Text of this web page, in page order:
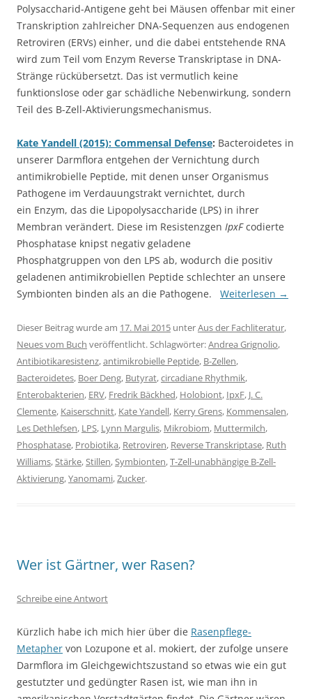
Polysaccharid-Antigene geht bei Mäusen offenbar mit einer
Transkription zahlreicher DNA-Sequenzen aus endogenen
Retroviren (ERVs) einher, und die dabei entstehende RNA
wird zum Teil vom Enzym Reverse Transkriptase in DNA-
Stränge rückübersetzt. Das ist vermutlich keine
funktionslose oder gar schädliche Nebenwirkung, sondern
Teil des B-Zell-Aktivierungsmechanismus.
Kate Yandell (2015): Commensal Defense: Bacteroidetes in
unserer Darmflora entgehen der Vernichtung durch
antimikrobielle Peptide, mit denen unser Organismus
Pathogene im Verdauungstrakt vernichtet, durch
ein Enzym, das die Lipopolysaccharide (LPS) in ihrer
Membran verändert. Diese im Resistenzgen IpxFcodierte
Phosphatase knipst negativ geladene
Phosphatgruppen von den LPS ab, wodurch die positiv
geladenen antimikrobiellen Peptide schlechter an unsere
Symbionten binden als an die Pathogene. Weiterlesen →
Dieser Beitrag wurde am 17. Mai 2015 unterAus der Fachliteratur,
Neues vom Buch veröffentlicht. Schlagwörter:Andrea Grignolio,
Antibiotikaresistenz,antimikrobielle Peptide, B-Zellen,
Bacteroidetes, Boer Deng, Butyrat,circadiane Rhythmik,
Enterobakterien, ERV, Fredrik Bäckhed, Holobiont, IpxF, J. C.
Clemente, Kaiserschnitt, Kate Yandell, Kerry Grens, Kommensalen,
Les Dethlefsen, LPS, Lynn Margulis, Mikrobiom, Muttermilch,
Phosphatase, Probiotika, Retroviren, Reverse Transkriptase, Ruth
Williams,Stärke,Stillen,Symbionten,T-Zell-unabhängige B-Zell-
Aktivierung,Yanomami,Zucker.
Wer ist Gärtner, wer Rasen?
Schreibe eine Antwort
Kürzlich habe ich mich hier über die Rasenpflege-
Metapher von Lozupone et al. mokiert, der zufolge unsere
Darmflora im Gleichgewichtszustand so etwas wie ein gut
gestutzter und gedüngter Rasen ist, wie man ihn in